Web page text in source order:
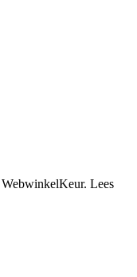
WebwinkelKeur. Lees